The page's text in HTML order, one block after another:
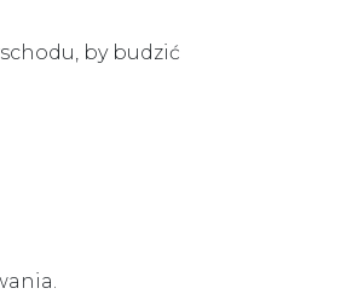
by budzić